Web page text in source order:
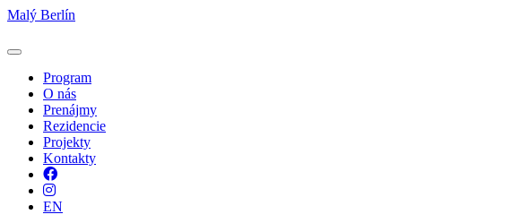
Malý Berlín
Program
O nás
Prenájmy
Rezidencie
Projekty
Kontakty
Facebook
Instagram
EN